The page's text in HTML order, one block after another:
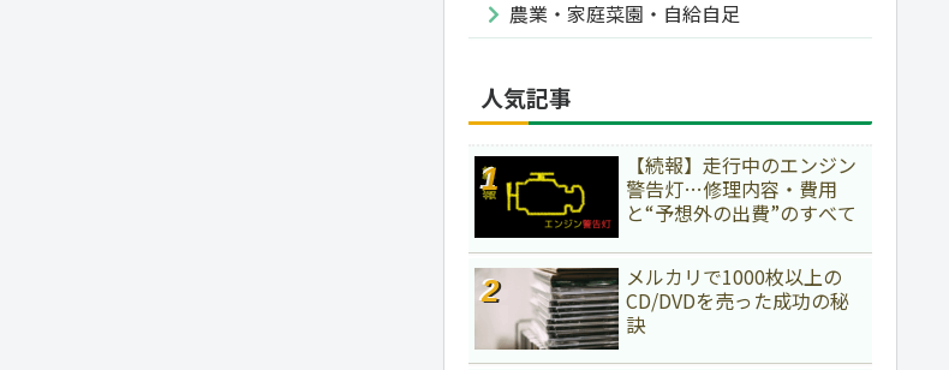
農業・家庭菜園・自給自足
人気記事
【続報】走行中のエンジン
警告灯…修理内容・費用
と“予想外の出費”のすべて
メルカリで1000枚以上の
CD/DVDを売った成功の秘
訣